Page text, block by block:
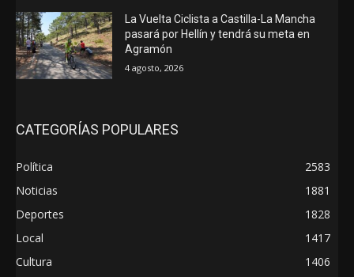
La Vuelta Ciclista a Castilla-La Mancha
pasará por Hellín y tendrá su meta en
Agramón
4 agosto, 2026
CATEGORÍAS POPULARES
Política
2583
Noticias
1881
Deportes
1828
Local
1417
Cultura
1406